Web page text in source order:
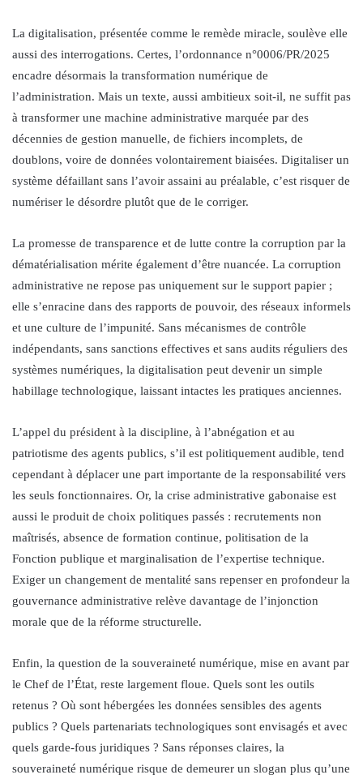
La digitalisation, présentée comme le remède miracle, soulève elle
aussi des interrogations. Certes, l’ordonnance n°0006/PR/2025
encadre désormais la transformation numérique de
l’administration. Mais un texte, aussi ambitieux soit-il, ne suffit pas
à transformer une machine administrative marquée par des
décennies de gestion manuelle, de fichiers incomplets, de
doublons, voire de données volontairement biaisées. Digitaliser un
système défaillant sans l’avoir assaini au préalable, c’est risquer de
numériser le désordre plutôt que de le corriger.
La promesse de transparence et de lutte contre la corruption par la
dématérialisation mérite également d’être nuancée. La corruption
administrative ne repose pas uniquement sur le support papier ;
elle s’enracine dans des rapports de pouvoir, des réseaux informels
et une culture de l’impunité. Sans mécanismes de contrôle
indépendants, sans sanctions effectives et sans audits réguliers des
systèmes numériques, la digitalisation peut devenir un simple
habillage technologique, laissant intactes les pratiques anciennes.
L’appel du président à la discipline, à l’abnégation et au
patriotisme des agents publics, s’il est politiquement audible, tend
cependant à déplacer une part importante de la responsabilité vers
les seuls fonctionnaires. Or, la crise administrative gabonaise est
aussi le produit de choix politiques passés : recrutements non
maîtrisés, absence de formation continue, politisation de la
Fonction publique et marginalisation de l’expertise technique.
Exiger un changement de mentalité sans repenser en profondeur la
gouvernance administrative relève davantage de l’injonction
morale que de la réforme structurelle.
Enfin, la question de la souveraineté numérique, mise en avant par
le Chef de l’État, reste largement floue. Quels sont les outils
retenus ? Où sont hébergées les données sensibles des agents
publics ? Quels partenariats technologiques sont envisagés et avec
quels garde-fous juridiques ? Sans réponses claires, la
souveraineté numérique risque de demeurer un slogan plus qu’une